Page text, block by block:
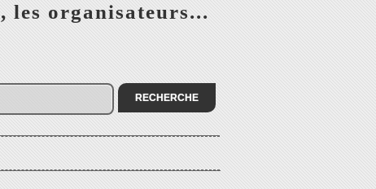
les organisateurs...